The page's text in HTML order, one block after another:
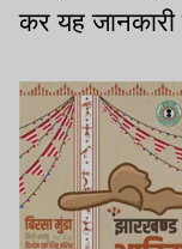
कर यह जानकारी